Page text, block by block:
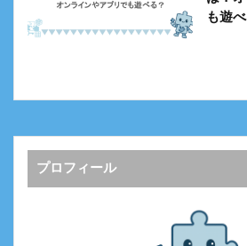
も遊
プロフィール